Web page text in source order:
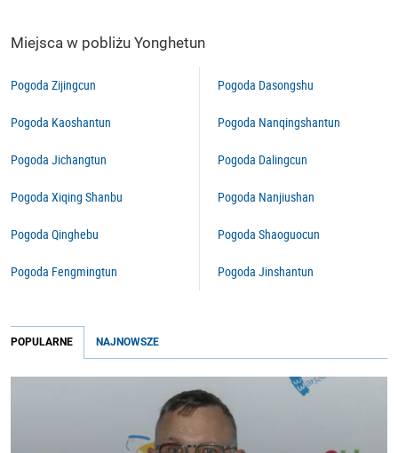
Miejsca w pobliżu Yonghetun
Pogoda Zijingcun
Pogoda Kaoshantun
Pogoda Jichangtun
Pogoda Xiqing Shanbu
Pogoda Qinghebu
Pogoda Fengmingtun
Pogoda Dasongshu
Pogoda Nanqingshantun
Pogoda Dalingcun
Pogoda Nanjiushan
Pogoda Shaoguocun
Pogoda Jinshantun
POPULARNE NAJNOWSZE